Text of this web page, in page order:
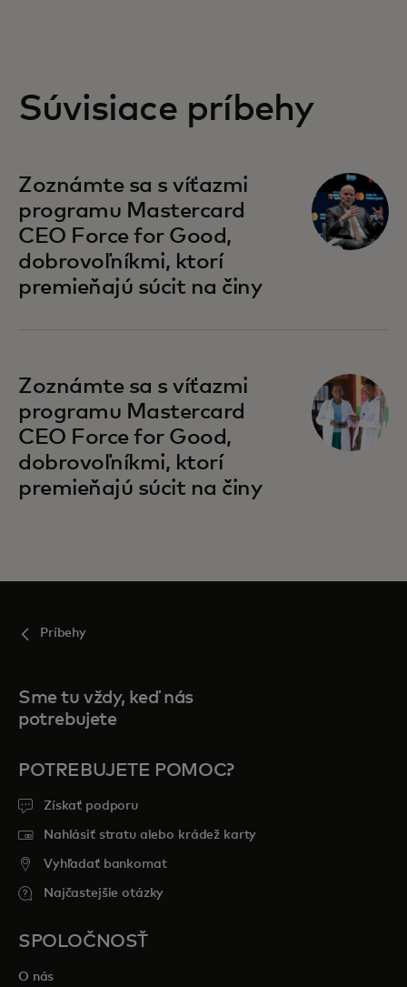
Súvisiace príbehy
Zoznámte sa s víťazmi
programu Mastercard
CEO Force for Good,
dobrovoľníkmi, ktorí
premieňajú súcit na činy
Zoznámte sa s víťazmi
programu Mastercard
CEO Force for Good,
dobrovoľníkmi, ktorí
premieňajú súcit na činy
Príbehy
Sme tu vždy, keď nás
potrebujete
POTREBUJETE POMOC?
Získať podporu
Nahlásiť stratu alebo krádež karty
Vyhľadať bankomat
Najčastejšie otázky
SPOLOČNOSŤ
O nás